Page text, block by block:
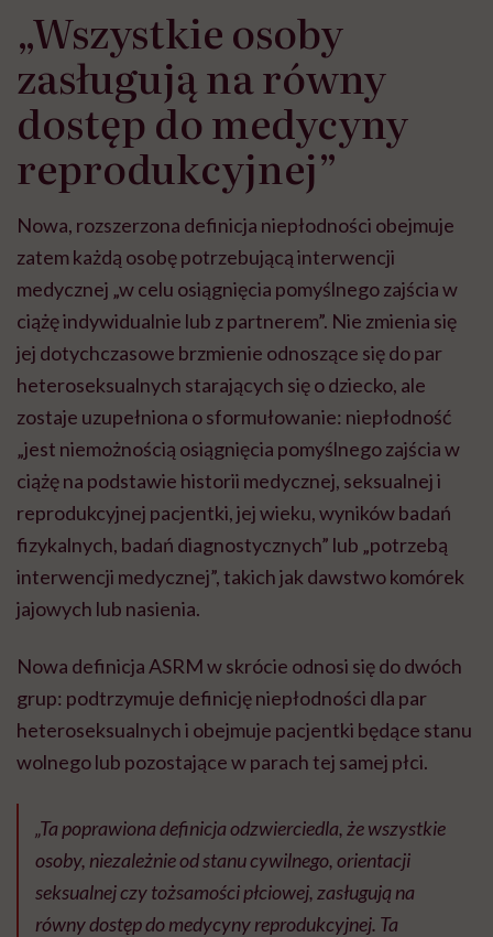
„Wszystkie osoby
zasługują na równy
dostęp do medycyny
reprodukcyjnej”
Nowa, rozszerzona definicja niepłodności obejmuje
zatem każdą osobę potrzebującą interwencji
medycznej „w celu osiągnięcia pomyślnego zajścia w
ciążę indywidualnie lub z partnerem”. Nie zmienia się
jej dotychczasowe brzmienie odnoszące się do par
heteroseksualnych starających się o dziecko, ale
zostaje uzupełniona o sformułowanie: niepłodność
„jest niemożnością osiągnięcia pomyślnego zajścia w
ciążę na podstawie historii medycznej, seksualnej i
reprodukcyjnej pacjentki, jej wieku, wyników badań
fizykalnych, badań diagnostycznych” lub „potrzebą
interwencji medycznej”, takich jak dawstwo komórek
jajowych lub nasienia.
Nowa definicja ASRM w skrócie odnosi się do dwóch
grup: podtrzymuje definicję niepłodności dla par
heteroseksualnych i obejmuje pacjentki będące stanu
wolnego lub pozostające w parach tej samej płci.
„Ta poprawiona definicja odzwierciedla, że ​​wszystkie
osoby, niezależnie od stanu cywilnego, orientacji
seksualnej czy tożsamości płciowej, zasługują na
równy dostęp do medycyny reprodukcyjnej. Ta